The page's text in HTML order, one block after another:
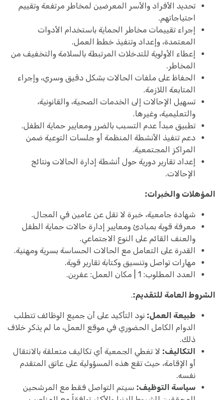
تحديد الأفراد والأسر المعرضين لمخاطر مرتفعة وتقييم
احتياجاتهم.
إجراء تقييمات مخاطر الحماية باستخدام الأدوات
المعتمدة، وإعداد وتنفيذ خطط العمل.
إعطاء الأولوية للتدخلات المرتبطة بالسلامة والتخفيف من
المخاطر.
الحفاظ على ملفات الحالات بشكل دقيق وسري، وإجراء
المتابعة اللازمة.
تسهيل الإحالات إلى الخدمات الصحية، والقانونية،
والتعليمية، وغيرها.
تطبيق مبدأ عدم التسبب بالضرر ومعايير حماية الطفل.
دعم تنفيذ الأنشطة المنظمة أو جلسات التوعية ضمن
المراكز المجتمعية.
إعداد تقارير دورية حول أنشطة إدارة الحالات ونتائج
الإحالات.
المؤهلات والخبرات:
شهادة جامعية، خبرة لا تقل عن عامين في المجال.
معرفة قوية بمبادئ ومعايير إدارة حالات حماية الطفل
والعنف القائم على النوع الاجتماعي.
القدرة على التعامل مع الحالات الحساسة بسرية ومهنية.
مهارات تواصل وتنسيق وكتابة تقارير قوية.
العدد المطلوب: 1 | مكان العمل: عفرين.
الشروط العامة للتقديم:.
طبيعة العمل: نود التأكيد على أن جميع الوظائف تتطلب
الدوام الكامل الحضوري في موقع العمل، ما لم يذكر خلاف
ذلك.
التكاليف: لا تغطي الجمعية أي تكاليف متعلقة بالانتقال
أو الإقامة، حيث تقع هذه المسؤولية على عاتق المتقدم
نفسه.
سياسة التوظيف: سيتم التواصل فقط مع المرشحين